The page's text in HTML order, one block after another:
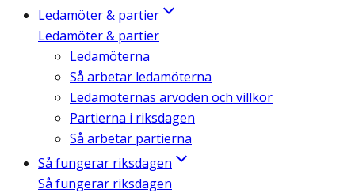
Ledamöter & partier
Ledamöter & partier
Ledamöterna
Så arbetar ledamöterna
Ledamöternas arvoden och villkor
Partierna i riksdagen
Så arbetar partierna
Så fungerar riksdagen
Så fungerar riksdagen